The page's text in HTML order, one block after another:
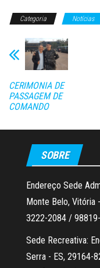
bo
ok
tt
er
ail
Categoria Notícias
CERIMONIA DE
PASSAGEM DE
COMANDO
SOBRE
Endereço Sede
Monte Belo, Vitória
3222-2084 /
Sede Recreativa:
Serra - ES, 29164-